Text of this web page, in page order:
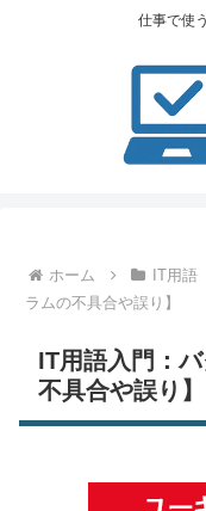
仕事で使
ホーム IT用語
ラムの不具合や誤り】
IT用語入門：
不具合や誤り】